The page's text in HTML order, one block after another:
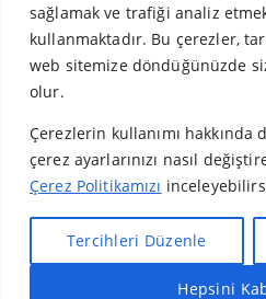
sağlamak ve trafiği analiz
kullanmaktadır. Bu çerezler,
web sitemize döndüğünüzde
olur.
Çerezlerin kullanımı
çerez ayarlarınızı nasıl
Çerez Politikamızı
Tercihleri Düzenle
Hepsini
Copyright © 2026 Franchise
Themes
Başa